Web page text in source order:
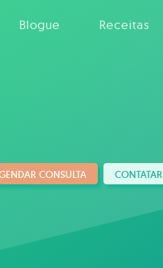
Blogue Receitas
CONSULTA CONTATAR